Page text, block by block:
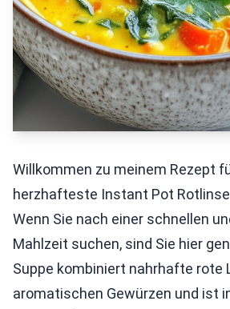
Willkommen zu meinem Rezept
herzhafteste Instant Pot
Wenn Sie nach einer schnellen
Mahlzeit suchen, sind Sie hier
Suppe kombiniert nahrhafte rote
aromatischen Gewürzen und ist